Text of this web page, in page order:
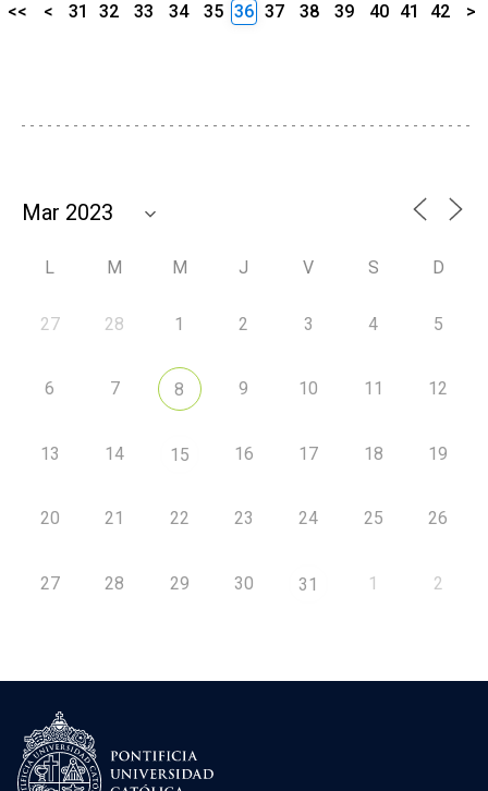
<< < 31 32 33 34 35 36 37 38 39 40 41 42 >
L M M J V S D
27 28 1 2 3 4 5
6 7 8 9 10 11 12
13 14 15 16 17 18 19
20 21 22 23 24 25 26
27 28 29 30 31 1 2